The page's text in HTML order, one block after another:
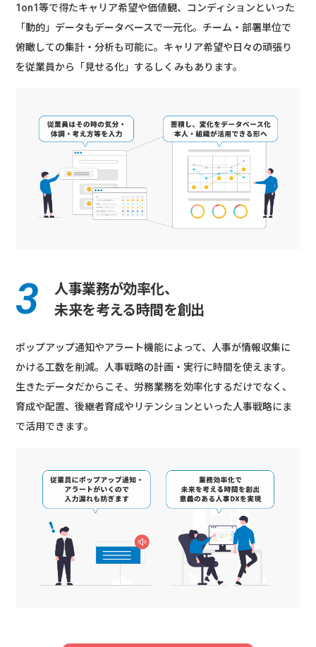
1on1等で得たキャリア希望や価値観、コンディションといった
「動的」データもデータベースで一元化。チーム・部署単位で
俯瞰しての集計・分析も可能に。キャリア希望や日々の頑張り
を従業員から「見せる化」するしくみもあります。
人事業務が効率化、
未来を考える時間を創出
ポップアップ通知やアラート機能によって、人事が情報収集に
かける工数を削減。人事戦略の計画・実行に時間を使えます。
生きたデータだからこそ、労務業務を効率化するだけでなく、
育成や配置、後継者育成やリテンションといった人事戦略にま
で活用できます。